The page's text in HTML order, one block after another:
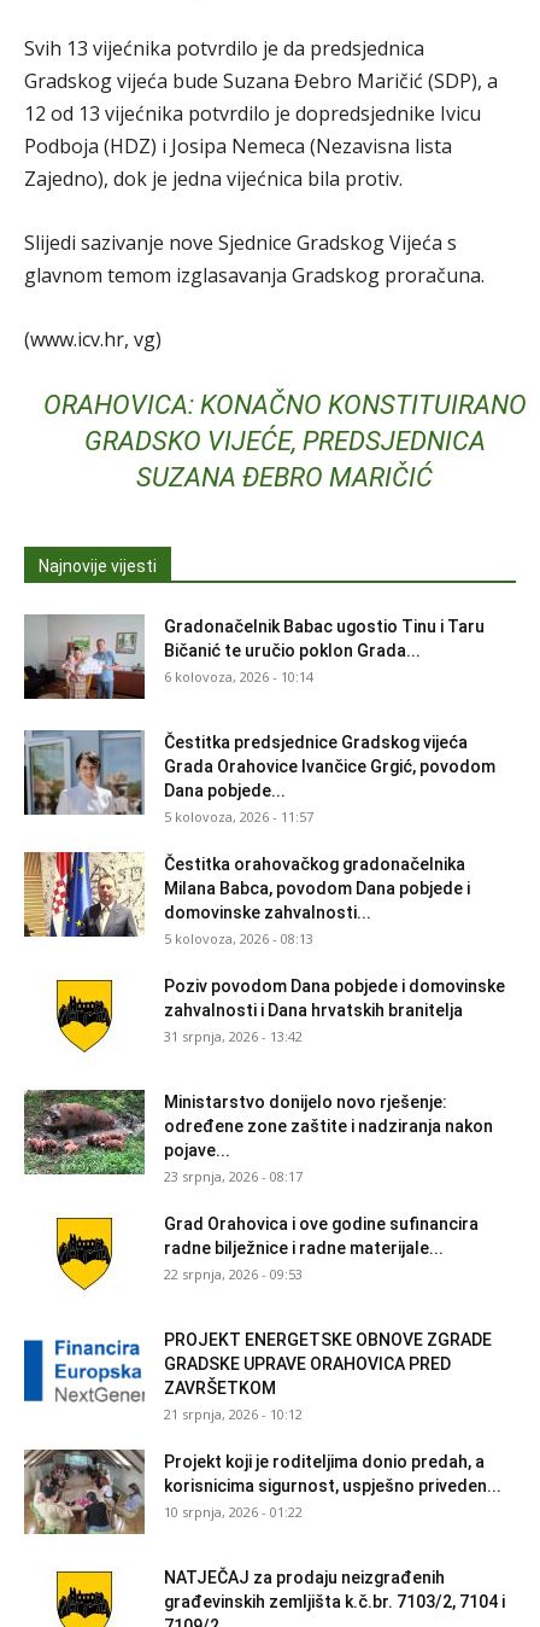
Svih 13 vijećnika potvrdilo je da predsjednica
Gradskog vijeća bude Suzana Đebro Maričić (SDP), a
12 od 13 vijećnika potvrdilo je dopredsjednike Ivicu
Podboja (HDZ) i Josipa Nemeca (Nezavisna lista
Zajedno), dok je jedna vijećnica bila protiv.
Slijedi sazivanje nove Sjednice Gradskog Vijeća s
glavnom temom izglasavanja Gradskog proračuna.
(www.icv.hr, vg)
ORAHOVICA: KONAČNO KONSTITUIRANO
GRADSKO VIJEĆE, PREDSJEDNICA
SUZANA ĐEBRO MARIČIĆ
Najnovije vijesti
Gradonačelnik Babac ugostio Tinu i Taru
Bičanić te uručio poklon Grada...
6 kolovoza, 2026 - 10:14
Čestitka predsjednice Gradskog vijeća
Grada Orahovice Ivančice Grgić, povodom
Dana pobjede...
5 kolovoza, 2026 - 11:57
Čestitka orahovačkog gradonačelnika
Milana Babca, povodom Dana pobjede i
domovinske zahvalnosti...
5 kolovoza, 2026 - 08:13
Poziv povodom Dana pobjede i domovinske
zahvalnosti i Dana hrvatskih branitelja
31 srpnja, 2026 - 13:42
Ministarstvo donijelo novo rješenje:
određene zone zaštite i nadziranja nakon
pojave...
23 srpnja, 2026 - 08:17
Grad Orahovica i ove godine sufinancira
radne bilježnice i radne materijale...
22 srpnja, 2026 - 09:53
PROJEKT ENERGETSKE OBNOVE ZGRADE
GRADSKE UPRAVE ORAHOVICA PRED
ZAVRŠETKOM
21 srpnja, 2026 - 10:12
Projekt koji je roditeljima donio predah, a
korisnicima sigurnost, uspješno priveden...
10 srpnja, 2026 - 01:22
NATJEČAJ za prodaju neizgrađenih
građevinskih zemljišta k.č.br. 7103/2, 7104 i